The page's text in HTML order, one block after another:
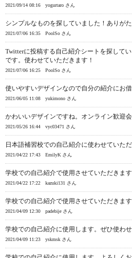
2021/09/14 08:16 yogurtaro さん
シンプルなものを探していました！ありがた
2021/07/06 16:35 PoolSo さん
Twitterに投稿する自己紹介シートを探して
です。使わせていただきます！
2021/07/06 16:25 PoolSo さん
使いやすいデザインなので自分の紹介にお借
2021/06/05 11:08 yukimono さん
かわいいデザインですね。オンライン歓迎
2021/05/26 16:44 vyc03471 さん
日本語補習校での自己紹介に使わせていただ
2021/04/22 17:43 EmilyK さん
学校での自己紹介で使用させていただきます
2021/04/22 17:22 kazuki131 さん
学校での自己紹介で使用させていただきます
2021/04/09 12:30 padebije さん
学校での自己紹介に使用します。ぜひ使わせ
2021/04/09 11:23 yskmsk さん